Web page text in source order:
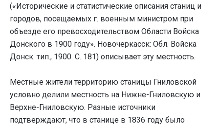
(«Исторические и статистические описания станиц и
городов, посещаемых г. военным министром при
объезде его превосходительством Области Войска
Донского в 1900 году». Новочеркасск: Обл. Войска
Донск. тип., 1900. С. 181) описывает эту местность.
Местные жители территорию станицы Гниловской
условно делили местность на Нижне-Гниловскую и
Верхне-Гниловскую. Разные источники
подтверждают, что в станице в 1836 году было